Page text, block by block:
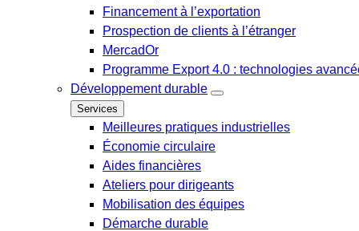
Financement à l’exportation
Prospection de clients à l’étranger
MercadOr
Programme Export 4.0 : technologies
Développement durable
Services
Meilleures pratiques industrielles
Économie circulaire
Aides financières
Ateliers pour dirigeants
Mobilisation des équipes
Démarche durable